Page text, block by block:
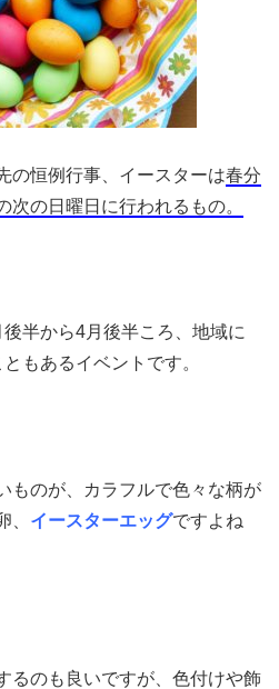
の恒例行事、イースターは春分
の日曜日に行われるもの。
半から4月後半ころ、地域に
もあるイベントです。
ものが、カラフルで色々な柄が
、 イースターエッグですよね
るのも良いですが、色付けや飾